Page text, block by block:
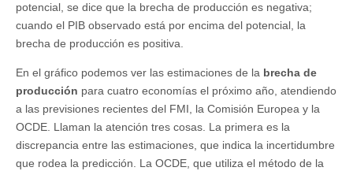
potencial, se dice que la brecha de producción es negativa;
cuando el PIB observado está por encima del potencial, la
brecha de producción es positiva.
En el gráfico podemos ver las estimaciones de la brecha de
producción para cuatro economías el próximo año, atendiendo
a las previsiones recientes del FMI, la Comisión Europea y la
OCDE. Llaman la atención tres cosas. La primera es la
discrepancia entre las estimaciones, que indica la incertidumbre
que rodea la predicción. La OCDE, que utiliza el método de la